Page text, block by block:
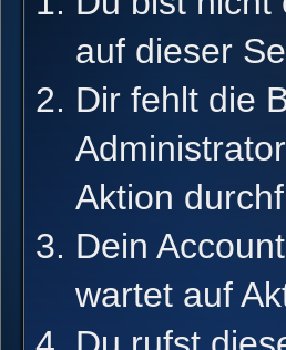
auf dieser
Dir fehlt die
Aktion
Dein
wartet auf